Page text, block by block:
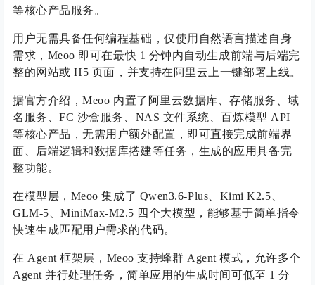
等核心产品服务。
用户无需具备任何编程基础，仅使用自然语言描述自身
需求，Meoo 即可在最快 1 分钟内自动生成前端与后端完
整的网站或 H5 页面，并支持在阿里云上一键部署上线。
据官方介绍，Meoo 内置了阿里云数据库、存储服务、域
名服务、FC 沙盒服务、NAS 文件系统、百炼模型 API
等核心产品，无需用户额外配置，即可直接完成前端界
面、后端逻辑和数据库搭建等任务，生成的应用具备完
整功能。
在模型层，Meoo 集成了 Qwen3.6-Plus、Kimi K2.5、
GLM-5、MiniMax-M2.5 四个大模型，能够基于简单指令
快速生成匹配用户需求的代码。
在 Agent 框架层，Meoo 支持蜂群 Agent 模式，允许多个
Agent 并行处理任务，简单应用的生成时间可低至 1 分